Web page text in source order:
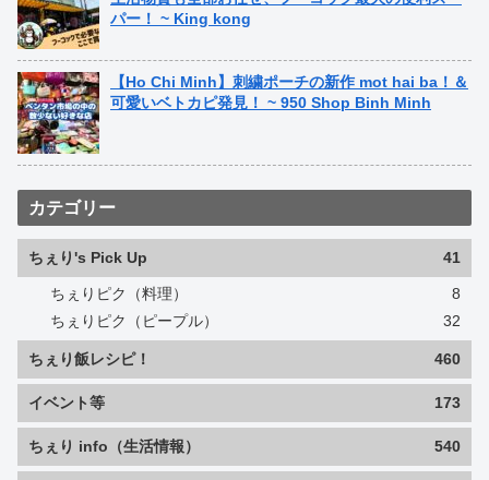
パー！ ~ King kong
【Ho Chi Minh】刺繍ポーチの新作 mot hai ba！＆
可愛いベトカピ発見！ ~ 950 Shop Binh Minh
カテゴリー
ちぇり's Pick Up 41
ちぇりピク（料理）
8
ちぇりピク（ピープル）
32
ちぇり飯レシピ！ 460
イベント等 173
ちぇり info（生活情報） 540